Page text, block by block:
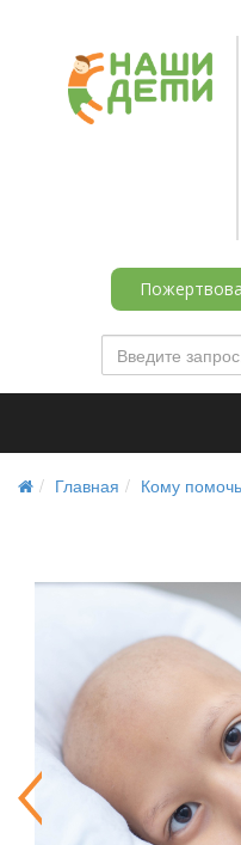
Главная Кому помочь